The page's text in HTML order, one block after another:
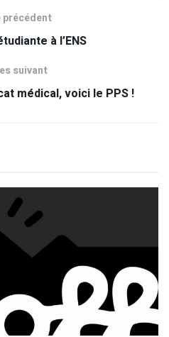
à l’ENS
suivant
médical, voici le PPS !